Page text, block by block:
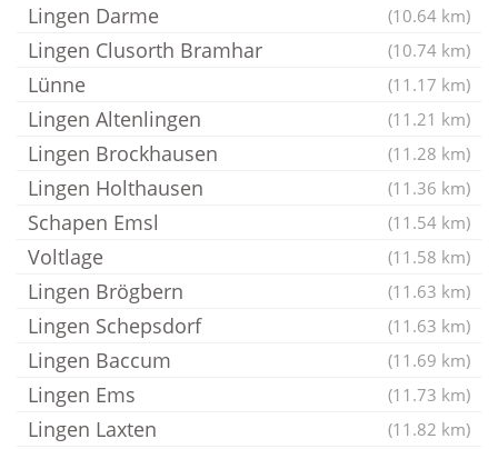
Lingen Darme (10.64 km)
Lingen Clusorth Bramhar (10.74 km)
Lünne (11.17 km)
Lingen Altenlingen (11.21 km)
Lingen Brockhausen (11.28 km)
Lingen Holthausen (11.36 km)
Schapen Emsl (11.54 km)
Voltlage (11.58 km)
Lingen Brögbern (11.63 km)
Lingen Schepsdorf (11.63 km)
Lingen Baccum (11.69 km)
Lingen Ems (11.73 km)
Lingen Laxten (11.82 km)